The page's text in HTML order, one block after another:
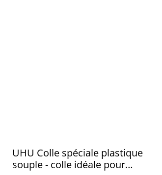
UHU Colle spéciale plastique
souple - colle idéale pour